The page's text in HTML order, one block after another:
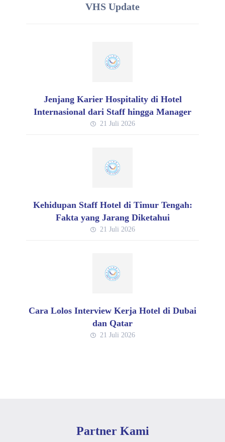
VHS Update
Jenjang Karier Hospitality di Hotel
Internasional dari Staff hingga Manager
21 Juli 2026
Kehidupan Staff Hotel di Timur Tengah:
Fakta yang Jarang Diketahui
21 Juli 2026
Cara Lolos Interview Kerja Hotel di Dubai
dan Qatar
21 Juli 2026
Partner Kami